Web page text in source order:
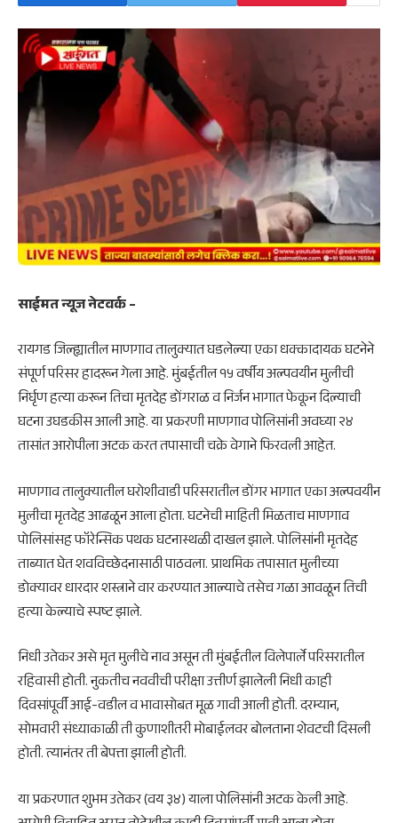
साईमत न्यूज नेटवर्क –
रायगड जिल्ह्यातील माणगाव तालुक्यात घडलेल्या एका धक्कादायक घटनेने
संपूर्ण परिसर हादरून गेला आहे. मुंबईतील १५ वर्षीय अल्पवयीन मुलीची
निर्घृण हत्या करून तिचा मृतदेह डोंगराळ व निर्जन भागात फेकून दिल्याची
घटना उघडकीस आली आहे. या प्रकरणी माणगाव पोलिसांनी अवघ्या २४
तासांत आरोपीला अटक करत तपासाची चक्रे वेगाने फिरवली आहेत.
माणगाव तालुक्यातील घरोशीवाडी परिसरातील डोंगर भागात एका अल्पवयीन
मुलीचा मृतदेह आढळून आला होता. घटनेची माहिती मिळताच माणगाव
पोलिसांसह फॉरेन्सिक पथक घटनास्थळी दाखल झाले. पोलिसांनी मृतदेह
ताब्यात घेत शवविच्छेदनासाठी पाठवला. प्राथमिक तपासात मुलीच्या
डोक्यावर धारदार शस्त्राने वार करण्यात आल्याचे तसेच गळा आवळून तिची
हत्या केल्याचे स्पष्ट झाले.
निधी उतेकर असे मृत मुलीचे नाव असून ती मुंबईतील विलेपार्ले परिसरातील
रहिवासी होती. नुकतीच नववीची परीक्षा उत्तीर्ण झालेली निधी काही
दिवसांपूर्वी आई-वडील व भावासोबत मूळ गावी आली होती. दरम्यान,
सोमवारी संध्याकाळी ती कुणाशीतरी मोबाईलवर बोलताना शेवटची दिसली
होती. त्यानंतर ती बेपत्ता झाली होती.
या प्रकरणात शुभम उतेकर (वय ३४) याला पोलिसांनी अटक केली आहे.